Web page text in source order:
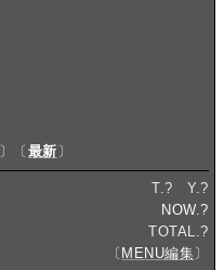
〕〔 最新 〕
T.? Y.?
NOW.?
TOTAL.?
〔 MENU編集 〕